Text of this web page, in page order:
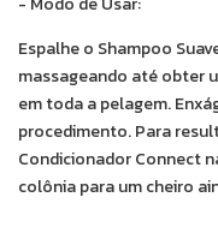
Espalhe o Shampoo
massageando até obter
em toda a pelagem.
procedimento. Para
Condicionador Connect
colônia para um cheiro